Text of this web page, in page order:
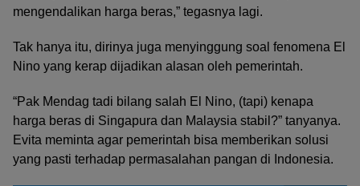
mengendalikan harga beras,” tegasnya lagi.
Tak hanya itu, dirinya juga menyinggung soal fenomena El
Nino yang kerap dijadikan alasan oleh pemerintah.
“Pak Mendag tadi bilang salah El Nino, (tapi) kenapa
harga beras di Singapura dan Malaysia stabil?” tanyanya.
Evita meminta agar pemerintah bisa memberikan solusi
yang pasti terhadap permasalahan pangan di Indonesia.